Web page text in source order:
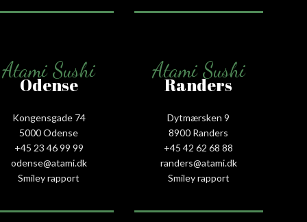
Atami Sushi
Odense
Kongensgade 74
5000 Odense
+45 23 46 99 99
odense@atami.dk
Smiley rapport
Atami Sushi
Randers
Dytmærsken 9
8900 Randers
+45 42 62 68 88
randers@atami.dk
Smiley rapport